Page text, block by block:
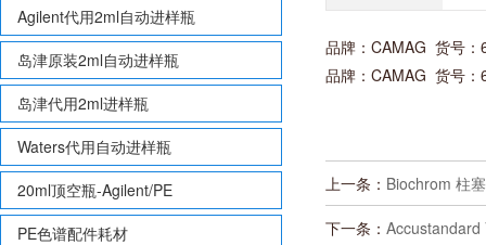
Agilent代用2ml自动进样瓶
岛津原装2ml自动进样瓶
岛津代用2ml进样瓶
Waters代用自动进样瓶
20ml顶空瓶-Agilent/PE
PE色谱配件耗材
品牌：CAMAG 货号
品牌：CAMAG 货号
上一条： Biochrom 柱
下一条： Accustandard